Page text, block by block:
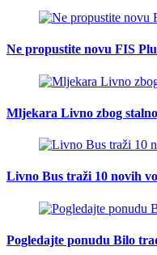
Ne propustite novu FIS
Mljekara Livno zbog
Livno Bus traži 10 novih
Pogledajte ponudu Bilo